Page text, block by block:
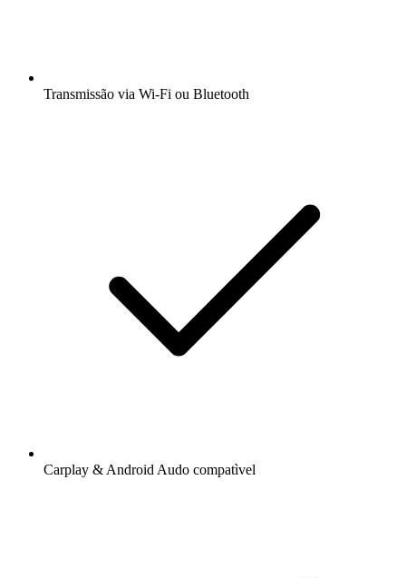
Transmissão via Wi-Fi ou Bluetooth
Carplay & Android Audo compatìvel